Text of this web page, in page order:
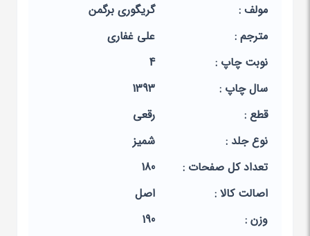
مولف :
گریگوری برگمن
مترجم :
علی غفاری
نوبت چاپ :
4
سال چاپ :
1393
قطع :
رقعی
نوع جلد :
شمیز
تعداد کل صفحات :
180
اصالت کالا :
اصل
وزن :
190